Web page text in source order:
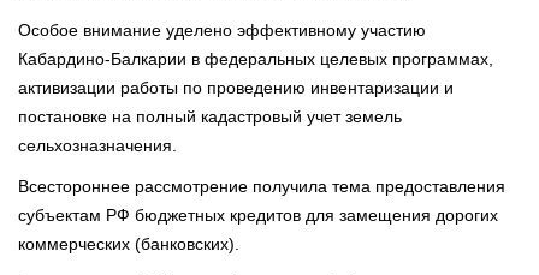
Особое внимание уделено эффективному участию
Кабардино-Балкарии в федеральных целевых программах,
активизации работы по проведению инвентаризации и
постановке на полный кадастровый учет земель
сельхозназначения.
Всестороннее рассмотрение получила тема предоставления
субъектам РФ бюджетных кредитов для замещения дорогих
коммерческих (банковских).